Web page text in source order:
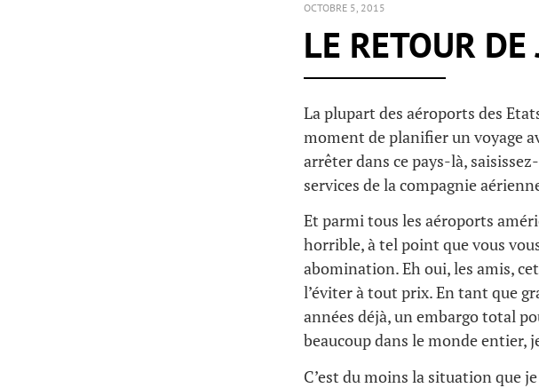
OCTOBRE 5, 2015
LE RETOUR DE
La plupart des aéroports des
moment de planifier un voyage
arrêter dans ce pays-là,
services de la compagnie
Et parmi tous les aéroports
horrible, à tel point que vous
abomination. Eh oui, les amis,
l’éviter à tout prix. En tant que
années déjà, un embargo total
beaucoup dans le monde entier,
C’est du moins la situation que